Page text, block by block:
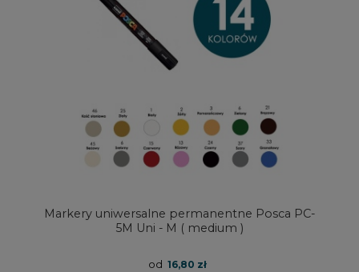
Markery uniwersalne permanentne Posca PC-
5M Uni - M ( medium )
od 16,80 zł